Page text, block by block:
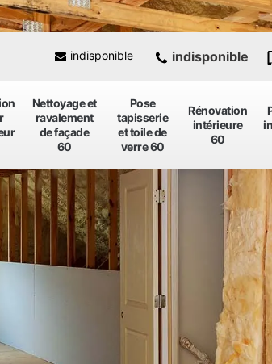
Nettoyage et
ravalement
de façade
60
Pose
tapisserie
et toile de
verre 60
Rénovation
intérieure
60
indisponible indisponible